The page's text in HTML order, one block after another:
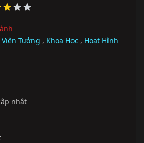
Viễn Tưởng , Khoa Học , Hoạt Hình
nhật